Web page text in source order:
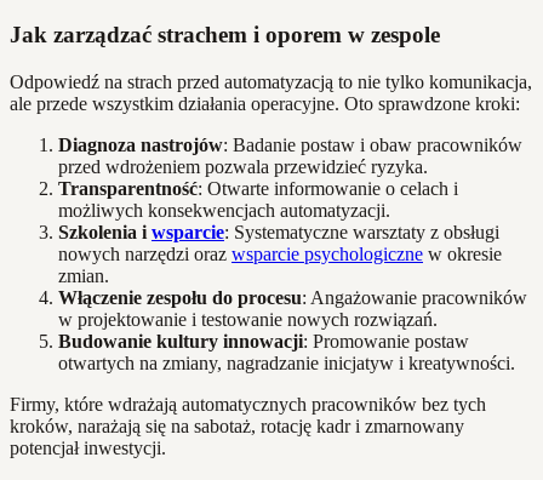
Jak zarządzać strachem i oporem w zespole
Odpowiedź na strach przed automatyzacją to nie tylko komunikacja,
ale przede wszystkim działania operacyjne. Oto sprawdzone kroki:
Diagnoza nastrojów: Badanie postaw i obaw pracowników
przed wdrożeniem pozwala przewidzieć ryzyka.
Transparentność: Otwarte informowanie o celach i
możliwych konsekwencjach automatyzacji.
Szkolenia i wsparcie: Systematyczne warsztaty z obsługi
nowych narzędzi oraz wsparcie psychologiczne w okresie
zmian.
Włączenie zespołu do procesu: Angażowanie pracowników
w projektowanie i testowanie nowych rozwiązań.
Budowanie kultury innowacji: Promowanie postaw
otwartych na zmiany, nagradzanie inicjatyw i kreatywności.
Firmy, które wdrażają automatycznych pracowników bez tych
kroków, narażają się na sabotaż, rotację kadr i zmarnowany
potencjał inwestycji.